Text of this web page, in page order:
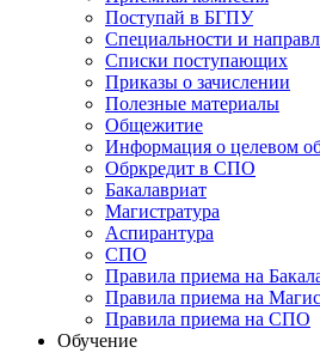
Поступай в БГПУ
Специальности и
Списки поступающих
Приказы о зачислении
Полезные материалы
Общежитие
Информация о целевом
Обркредит в СПО
Бакалавриат
Магистратура
Аспирантура
СПО
Правила приема на
Правила приема на
Правила приема на СПО
Обучение